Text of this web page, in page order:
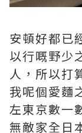
安頓好都已
以行嘅野少
人，所以打
我呢個愛麵
左東京數一
無敵家全日